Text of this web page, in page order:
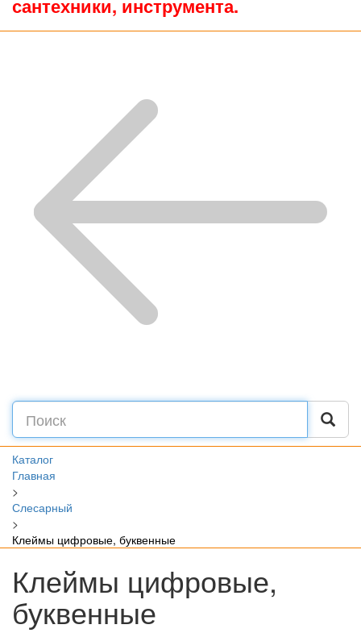
сантехники, инструмента.
Каталог
Главная
>
Слесарный
>
Клеймы цифровые, буквенные
Клеймы цифровые,
буквенные